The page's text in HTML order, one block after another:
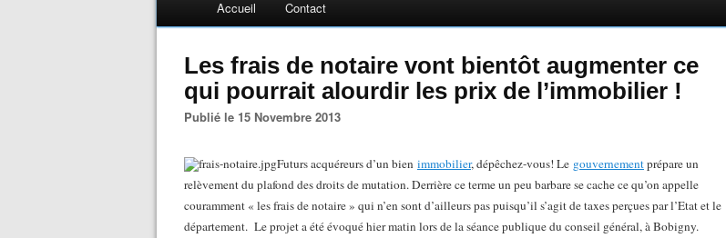
Accueil Contact
Les frais de notaire vont bientôt augmenter ce
qui pourrait alourdir les prix de l’immobilier !
Publié le 15 Novembre 2013
Futurs acquéreurs d’un bien immobilier, dépêchez-vous! Le gouvernementprépare un
relèvement du plafond des droits de mutation. Derrière ce terme un peu barbare se cache ce qu’on appelle
couramment « les frais de notaire » qui n’en sont d’ailleurs pas puisqu’il s’agit de taxes perçues par l’Etat et le
département. Le projet a été évoqué hier matin lors de la séance publique du conseil général, à Bobigny.